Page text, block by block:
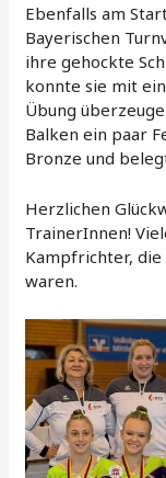
Ebenfalls am
Bayerischen
ihre gehockte
konnte sie mit
Übung
Balken ein paar
Bronze und
Herzlichen
TrainerInnen!
Kampfrichter, die
waren.